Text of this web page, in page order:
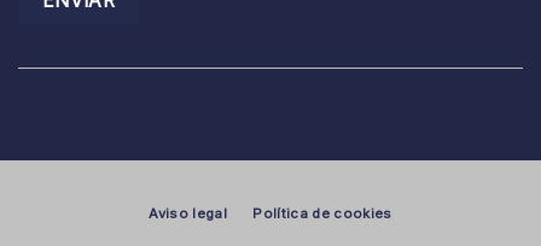
Aviso legal Política de cookies